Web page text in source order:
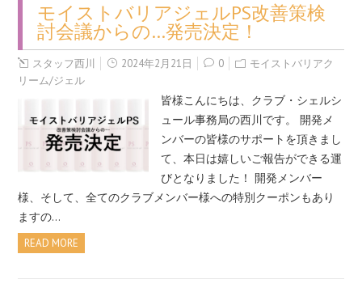
モイストバリアジェルPS改善策検
討会議からの…発売決定！
スタッフ西川 2024年2月21日 0
モイストバリアク
リーム/ジェル
皆様こんにちは、クラブ・シェルシ
ュール事務局の西川です。 開発メ
ンバーの皆様のサポートを頂きまし
て、本日は嬉しいご報告ができる運
びとなりました！ 開発メンバー
様、そして、全てのクラブメンバー様への特別クーポンもあり
ますの…
READ MORE